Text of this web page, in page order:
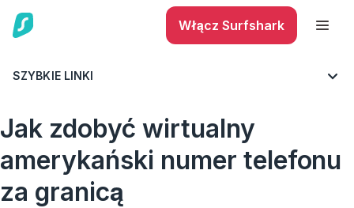
Włącz Surfshark
SZYBKIE LINKI
BLOG WSZYSTKO O VPN
Jak zdobyć wirtualny
amerykański numer telefonu
za granicą